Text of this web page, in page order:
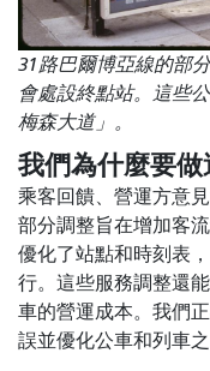
31路巴爾博亞線的部
會處設終點站。這些
梅森大道」。
我們為什麼要
乘客回饋、營運方意
部分調整旨在增加客
優化了站點和時刻表
行。這些服務調整還
車的營運成本。我們
誤並優化公車和列車